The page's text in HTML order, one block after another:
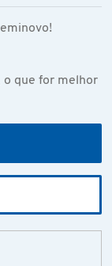
o que for melhor